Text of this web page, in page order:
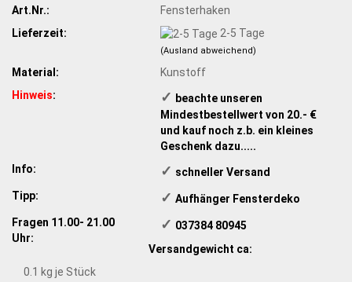
Art.Nr.:
Fensterhaken
Lieferzeit:
2-5 Tage
(Ausland abweichend)
Material:
Kunstoff
Hinweis: ✓ ​ beachte unseren
Mindestbestellwert von 20.- €
und kauf noch z.b. ein kleines
Geschenk dazu.....
Info:
✓ ​schneller Versand
Tipp:
✓ Aufhänger Fensterdeko
Fragen 11.00- 21.00
Uhr:
✓ ​ 037384 80945
Versandgewicht ca:
0.1 kg je Stück